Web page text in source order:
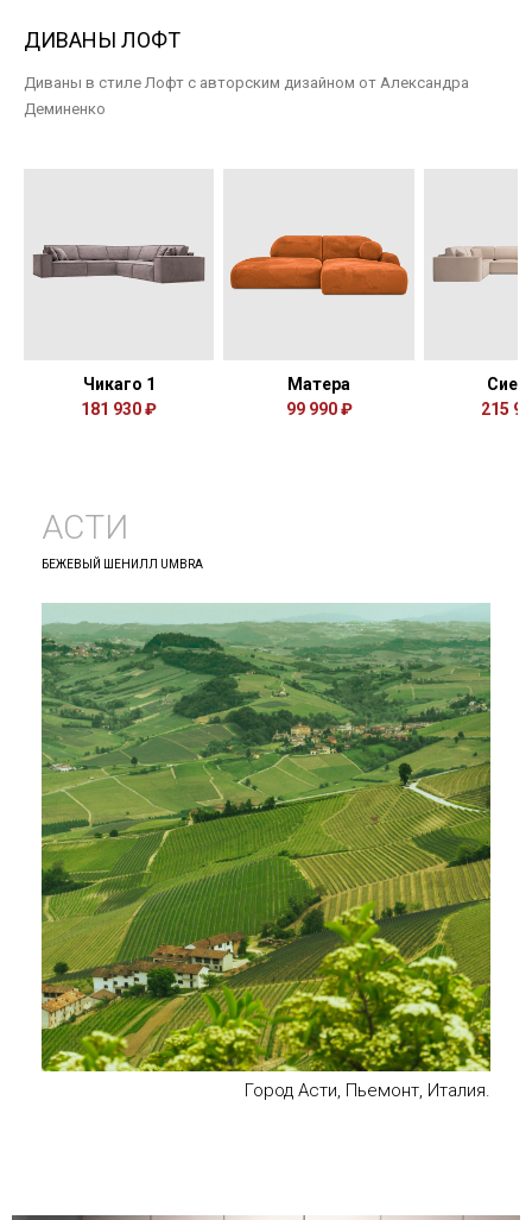
ДИВАНЫ ЛОФТ
Диваны в стиле Лофт с авторским дизайном от Александра
Деминенко
Чикаго 1
181 930 ₽
Матера
99 990 ₽
215
АСТИ
БЕЖЕВЫЙ ШЕНИЛЛ UMBRA
Город Асти, Пьемонт, Италия.